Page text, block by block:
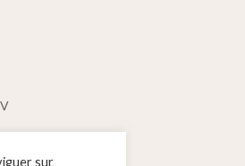
Contact
sur